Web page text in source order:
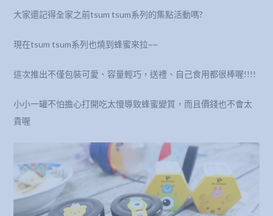
大家還記得全家之前tsum tsum系列的集點活動嗎?
現在tsum tsum系列也燒到蜂蜜來拉~~
這次推出不僅包裝可愛、容量輕巧，送禮、自己食用都很棒喔!!!!
小小一罐不怕擔心打開吃太慢導致蜂蜜變質，而且價錢也不會太
貴喔